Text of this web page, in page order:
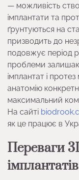
— можливість
імплантати та
ґрунтуються на
призводить до
подовжує період
проблеми
імплантат і
анатомію
максимальний
На сайті
як це працює в
Переваги
імплантатів